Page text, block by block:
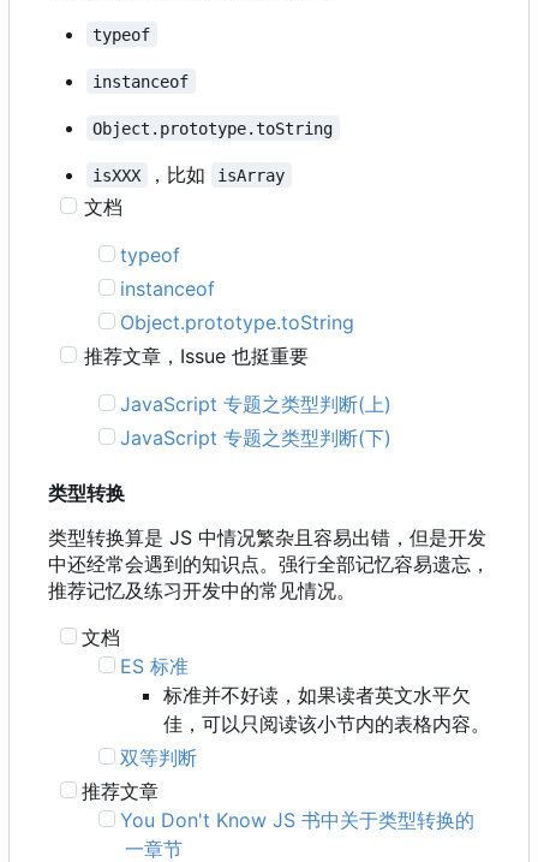
typeof
instanceof
Object.prototype.toString
isXXX ，比如 isArray
文档
typeof
instanceof
Object.prototype.toString
推荐文章 ， Issue 也挺重要
JavaScript 专题之类型判断(上)
JavaScript 专题之类型判断(下)
类型转换
类型转换算是 JS 中情况繁杂且容易出错，但是开发
中还经常会遇到的知识点。强行全部记忆容易遗忘，
推荐记忆及练习开发中的常见情况。
文档
ES 标准
标准并不好读，如果读者英文水平欠
佳，可以只阅读该小节内的表格内容。
双等判断
推荐文章
You Don't Know JS 书中关于类型转换的
一章节